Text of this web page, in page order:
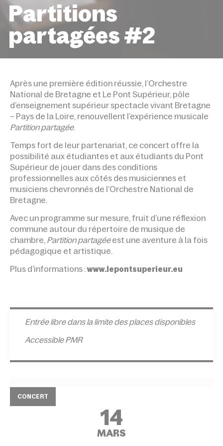
Partitions
partagées #2
Après une première édition réussie, l’Orchestre
National de Bretagne et Le Pont Supérieur, pôle
d’enseignement supérieur spectacle vivant Bretagne
– Pays de la Loire, renouvellent l’expérience musicale
Partition partagée.
Temps fort de leur partenariat, ce concert offre la
possibilité aux étudiantes et aux étudiants du Pont
Supérieur de jouer dans des conditions
professionnelles aux côtés des musiciennes et
musiciens chevronnés de l’Orchestre National de
Bretagne.
Avec un programme sur mesure, fruit d’une réflexion
commune autour du répertoire de musique de
chambre, Partition partagéeest une aventure à la fois
pédagogique et artistique.
Plus d’informations :www.lepontsuperieur.eu
Entrée libre dans la limite des places disponibles
Accessible PMR
CONCERT
14
MARS